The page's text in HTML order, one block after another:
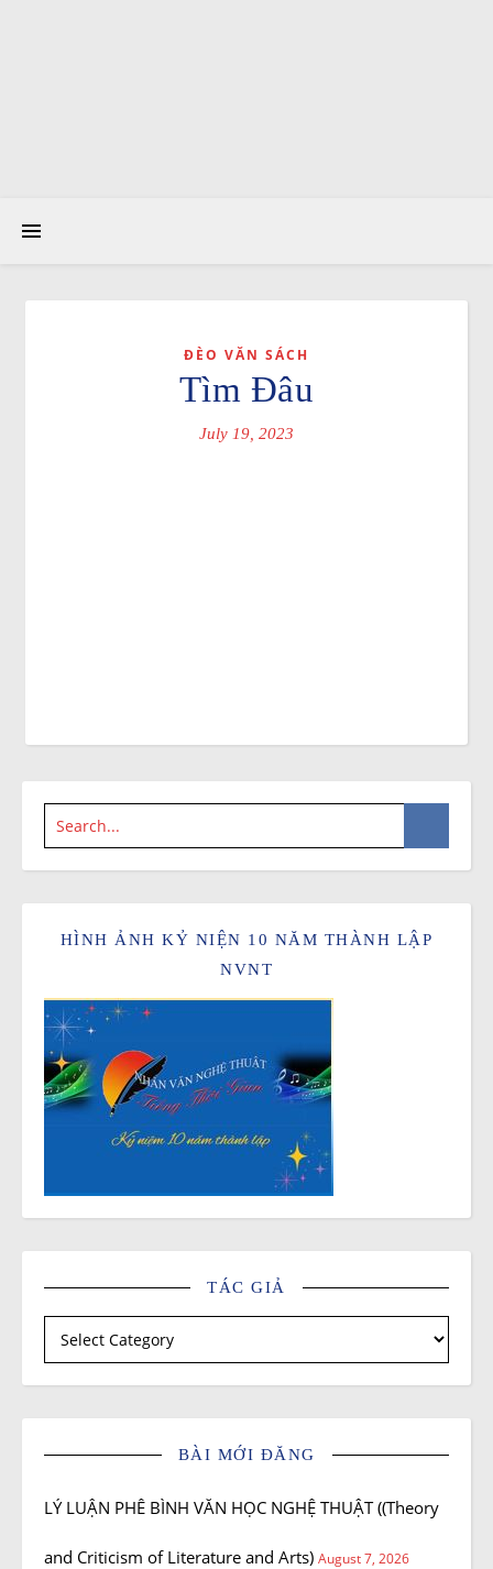
ĐÈO VĂN SÁCH
Tìm Đâu
July 19, 2023
HÌNH ẢNH KỶ NIỆN 10 NĂM THÀNH LẬP
NVNT
TÁC GIẢ
Tác giả
BÀI MỚI ĐĂNG
LÝ LUẬN PHÊ BÌNH VĂN HỌC NGHỆ THUẬT ((Theory
and Criticism of Literature and Arts) August 7, 2026